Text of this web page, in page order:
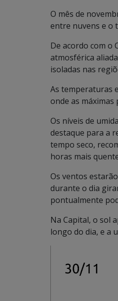
O mês de
entre nuvens e o
De acordo com o
atmosférica
isoladas nas
As temperaturas
onde as máximas
Os níveis de
destaque para a
tempo seco,
horas mais
Os ventos
durante o dia
pontualmente
Na Capital, o sol
longo do dia, e a